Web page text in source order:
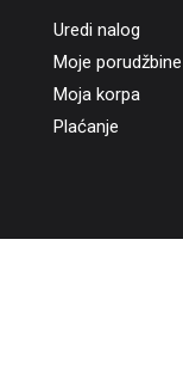
Uredi nalog
Moje porudžbine
Moja korpa
Plaćanje